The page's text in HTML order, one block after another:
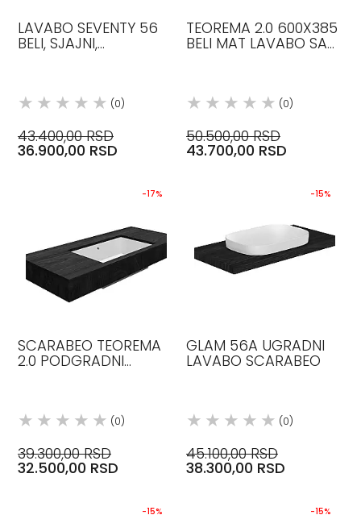
LAVABO SEVENTY 56
BELI, SJAJNI,
(0)
43.400,00 RSD
36.900,00 RSD
TEOREMA 2.0 600X385
BELI MAT LAVABO SA
(0)
50.500,00 RSD
43.700,00 RSD
-17%
SCARABEO TEOREMA
2.0 PODGRADNI
(0)
39.300,00 RSD
32.500,00 RSD
-15%
GLAM 56A UGRADNI
LAVABO SCARABEO
(0)
45.100,00 RSD
38.300,00 RSD
-15% -15%